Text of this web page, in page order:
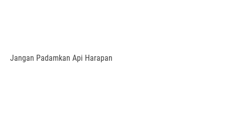
Jangan Padamkan Api Harapan